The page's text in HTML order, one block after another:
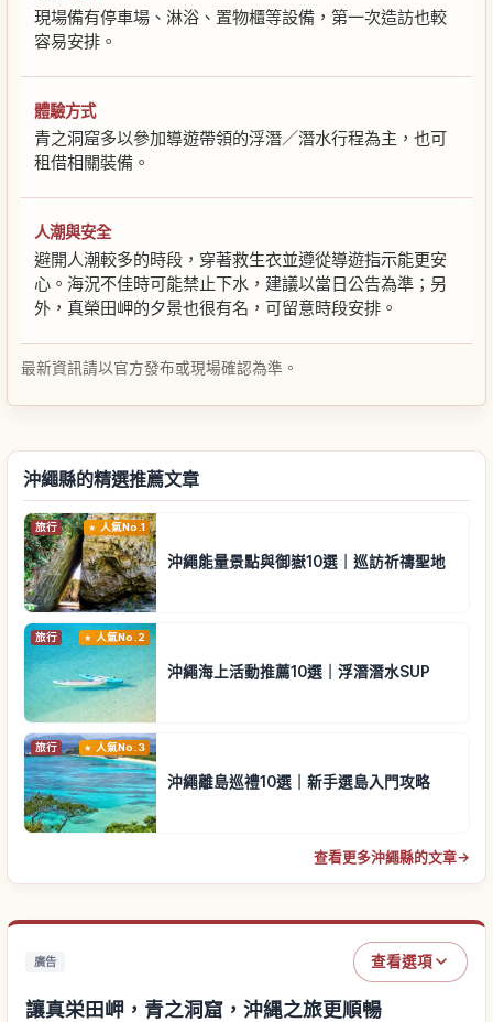
現場備有停車場、淋浴、置物櫃等設備，第一次造訪也較
容易安排。
體驗方式
青之洞窟多以參加導遊帶領的浮潛／潛水行程為主，也可
租借相關裝備。
人潮與安全
避開人潮較多的時段，穿著救生衣並遵從導遊指示能更安
心。海況不佳時可能禁止下水，建議以當日公告為準；另
外，真榮田岬的夕景也很有名，可留意時段安排。
最新資訊請以官方發布或現場確認為準。
沖繩縣的精選推薦文章
旅行 人氣No.1
沖繩能量景點與御嶽10選｜巡訪祈禱聖地
旅行 人氣No.2
沖繩海上活動推薦10選｜浮潛潛水SUP
旅行 人氣No.3
沖繩離島巡禮10選｜新手選島入門攻略
查看更多沖繩縣的文章→
廣告 查看選項
讓真栄田岬，青之洞窟，沖縄之旅更順暢